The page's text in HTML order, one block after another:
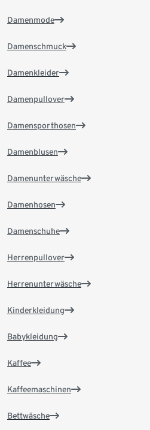
Damenmode
Damenschmuck
Damenkleider
Damenpullover
Damensporthosen
Damenblusen
Damenunterwäsche
Damenhosen
Damenschuhe
Herrenpullover
Herrenunterwäsche
Kinderkleidung
Babykleidung
Kaffee
Kaffeemaschinen
Bettwäsche